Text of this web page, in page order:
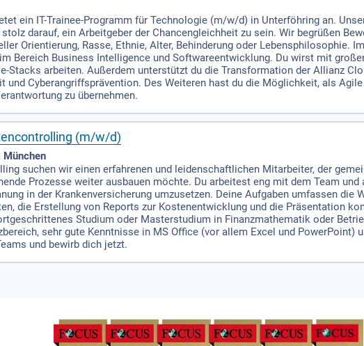
ein IT-Trainee-Programm für Technologie (m/w/d) in Unterföhring an.
darauf, ein Arbeitgeber der Chancengleichheit zu sein. Wir begrüßen
Orientierung, Rasse, Ethnie, Alter, Behinderung oder Lebensphilosophie.
Bereich Business Intelligence und Softwareentwicklung. Du wirst mit
Stacks arbeiten. Außerdem unterstützt du die Transformation der Allianz
und Cyberangriffsprävention. Des Weiteren hast du die Möglichkeit, als
zu übernehmen.
(m/w/d)
suchen wir einen erfahrenen und leidenschaftlichen Mitarbeiter, der
Prozesse weiter ausbauen möchte. Du arbeitest eng mit dem Team
in der Krankenversicherung umzusetzen. Deine Aufgaben umfassen die
die Erstellung von Reports zur Kostenentwicklung und die Präsentation
Studium oder Masterstudium in Finanzmathematik oder
sehr gute Kenntnisse in MS Office (vor allem Excel und PowerPoint)
und bewirb dich jetzt.